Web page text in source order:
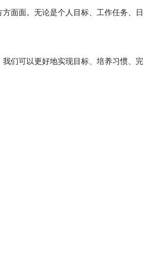
面面。无论是个人目标、工作任务、
可以更好地实现目标、培养习惯、